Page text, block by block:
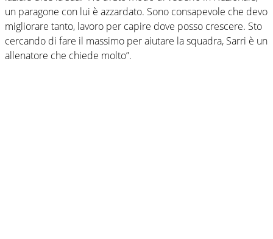
un paragone con lui è azzardato. Sono consapevole che devo
migliorare tanto, lavoro per capire dove posso crescere. Sto
cercando di fare il massimo per aiutare la squadra, Sarri è un
allenatore che chiede molto”.